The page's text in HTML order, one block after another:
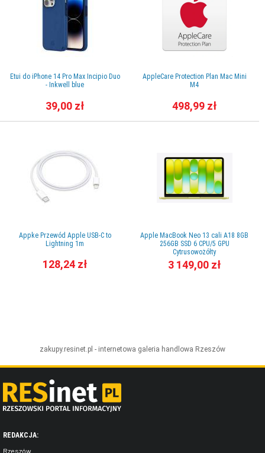
Etui do iPhone 14 Pro Max Incipio Duo
- Inkwell blue
39,00 zł
Appke Przewód Apple USB-C to
Lightning 1m
128,24 zł
AppleCare Protection Plan Mac Mini
M4
498,99 zł
Apple MacBook Neo 13 cali A18 8GB
256GB SSD 6 CPU/5 GPU
Cytrusowożółty
3 149,00 zł
zakupy.resinet.pl - internetowa galeria handlowa Rzeszów
REDAKCJA:
Rzeszów